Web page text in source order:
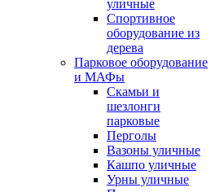
уличные
Спортивное
оборудование из
дерева
Парковое оборудование
и МАФы
Скамьи и
шезлонги
парковые
Перголы
Вазоны уличные
Кашпо уличные
Урны уличные